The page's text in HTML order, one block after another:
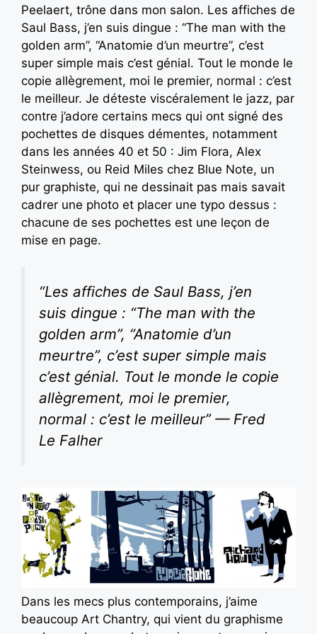
Peelaert, trône dans mon salon. Les affiches de
Saul Bass, j’en suis dingue : “The man with the
golden arm”, “Anatomie d’un meurtre”, c’est
super simple mais c’est génial. Tout le monde le
copie allègrement, moi le premier, normal : c’est
le meilleur. Je déteste viscéralement le jazz, par
contre j’adore certains mecs qui ont signé des
pochettes de disques démentes, notamment
dans les années 40 et 50 : Jim Flora, Alex
Steinwess, ou Reid Miles chez Blue Note, un
pur graphiste, qui ne dessinait pas mais savait
cadrer une photo et placer une typo dessus :
chacune de ses pochettes est une leçon de
mise en page.
“Les affiches de Saul Bass, j’en
suis dingue : “The man with the
golden arm”, “Anatomie d’un
meurtre”, c’est super simple mais
c’est génial. Tout le monde le copie
allègrement, moi le premier,
normal : c’est le meilleur” — Fred
Le Falher
Dans les mecs plus contemporains, j’aime
beaucoup Art Chantry, qui vient du graphisme